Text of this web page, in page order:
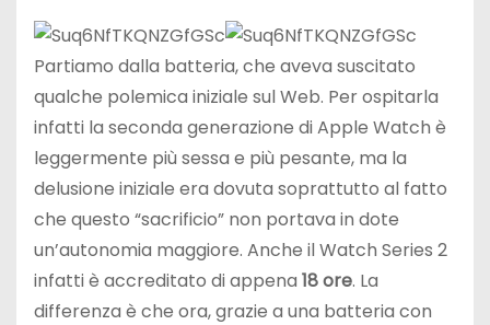
Partiamo dalla batteria, che aveva suscitato
qualche polemica iniziale sul Web. Per ospitarla
infatti la seconda generazione di Apple Watch è
leggermente più sessa e più pesante, ma la
delusione iniziale era dovuta soprattutto al fatto
che questo “sacrificio” non portava in dote
un’autonomia maggiore. Anche il Watch Series 2
infatti è accreditato di appena 18 ore. La
differenza è che ora, grazie a una batteria con